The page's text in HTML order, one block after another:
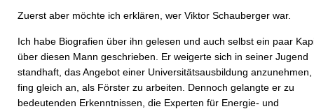
Zuerst aber möchte ich erklären, wer Viktor Schauberger war.
Ich habe Biografien über ihn gelesen und auch selbst ein paar
über diesen Mann geschrieben. Er weigerte sich in seiner Jugend
standhaft, das Angebot einer Universitätsausbildung
fing gleich an, als Förster zu arbeiten. Dennoch gelangte er zu
bedeutenden Erkenntnissen, die Experten für Energie- und